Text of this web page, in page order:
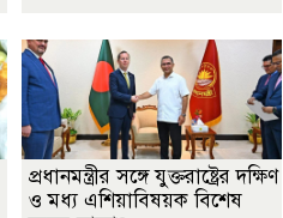
প্রধানমন্ত্রীর সঙ্গে যুক্তরাষ্ট্রের দক্ষিণ
ও মধ্য এশিয়াবিষয়ক বিশেষ